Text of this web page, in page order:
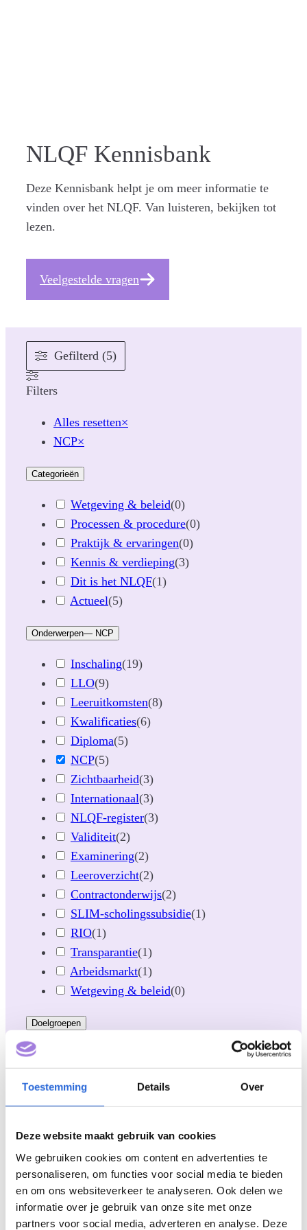
Toestemming Details Over
Deze website maakt gebruik van cookies
We gebruiken cookies om content en advertenties te
personaliseren, om functies voor social media te bieden
en om ons websiteverkeer te analyseren. Ook delen we
informatie over je gebruik van onze site met onze
partners voor social media, adverteren en analyse. Deze
NLQF Kennisbank
Deze Kennisbank helpt je om meer informatie te
vinden over het NLQF. Van luisteren, bekijken tot
lezen.
Veelgestelde vragen
Gefilterd (5)
Filters
Alles resetten×
NCP×
Categorieën
Wetgeving & beleid(0)
Processen & procedure(0)
Praktijk & ervaringen(0)
Kennis & verdieping(3)
Dit is het NLQF(1)
Actueel(5)
Onderwerpen— NCP
Inschaling(19)
LLO(9)
Leeruitkomsten(8)
Kwalificaties(6)
Diploma(5)
NCP(5)
Zichtbaarheid(3)
Internationaal(3)
NLQF-register(3)
Validiteit(2)
Examinering(2)
Leeroverzicht(2)
Contractonderwijs(2)
SLIM-scholingssubsidie(1)
RIO(1)
Transparantie(1)
Arbeidsmarkt(1)
Wetgeving & beleid(0)
Doelgroepen
Opleider (formeel)(0)
Werkgever
)
Lerende (professional)(0)
Beleidsmaker(1)
Landbouw, bosbouw en visserij (0)